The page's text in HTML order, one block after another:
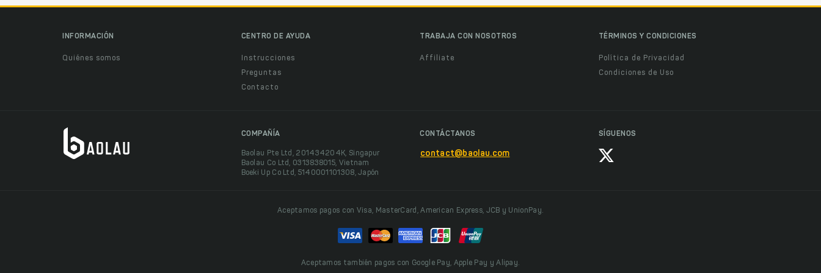
INFORMACIÓN
Quiénes somos
CENTRO DE AYUDA
Instrucciones
Preguntas
Contacto
TRABAJA CON NOSOTROS
Affiliate
TÉRMINOS Y CONDICIONES
Política de Privacidad
Condiciones de Uso
COMPAÑÍA
Baolau Pte Ltd, 201434204K, Singapur
Baolau Co Ltd, 0313838015, Vietnam
Boeki Up Co Ltd, 5140001101308, Japón
CONTÁCTANOS
contact@baolau.com
SÍGUENOS
Aceptamos pagos con Visa, MasterCard, American Express, JCB y UnionPay.
Aceptamos también pagos con Google Pay, Apple Pay y Alipay.